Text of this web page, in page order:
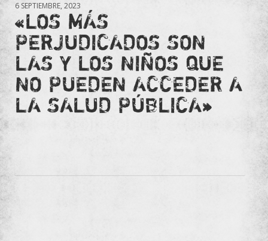
6 SEPTIEMBRE, 2023
«LOS MÁS
PERJUDICADOS SON
LAS Y LOS NIÑOS QUE
NO PUEDEN ACCEDER A
LA SALUD PÚBLICA»